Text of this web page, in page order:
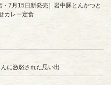
7月15日新発売］岩中豚とんかつと
カレー定食
に激怒された思い出